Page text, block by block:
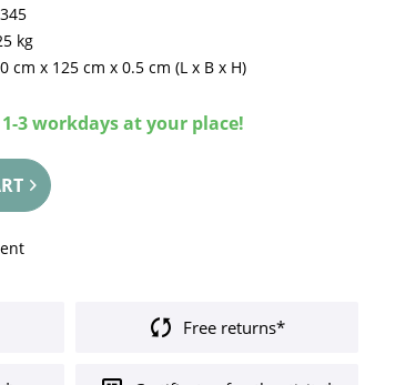
kg
cm x 125 cm x0.5 cm (L x B x H)
3 workdays at your place!
Free returns*